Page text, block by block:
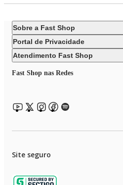
Sobre a Fast Shop
Portal de Privacidade
Atendimento Fast Shop
Fast Shop nas Redes
Site seguro